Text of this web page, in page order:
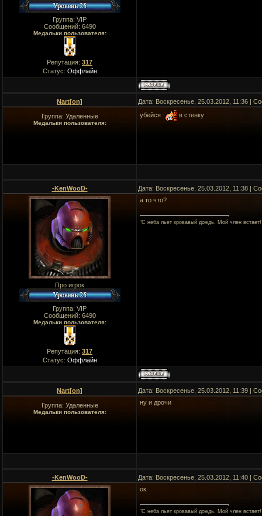
Группа: VIP
Сообщений: 6490
Медальки пользователя:
Репутация: 317
Статус: Оффлайн
Nart[on] Дата: Воскресенье, 25.03.2012, 11:36 |
Группа: Удаленные
Медальки пользователя:
убейся в стенку
-KenWooD- Дата: Воскресенье, 25.03.2012, 11:38 |
Про игрок
Группа: VIP
Сообщений: 6490
Медальки пользователя:
Репутация: 317
Статус: Оффлайн
а то что?
"C неба льет кровавый дождь. Мой член
Nart[on] Дата: Воскресенье, 25.03.2012, 11:39 |
Группа: Удаленные
Медальки пользователя:
ну и дрочи
-KenWooD- Дата: Воскресенье, 25.03.2012, 11:40 |
ок
"C неба льет кровавый дождь. Мой член